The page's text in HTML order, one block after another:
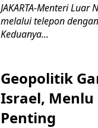
JAKARTA-Menteri
melalui telepon
Keduanya...
Geopolitik
Israel, Menlu
Penting